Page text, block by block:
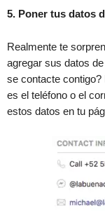
5. Poner tus datos
Realmente te
agregar sus datos
se contacte
es el teléfono o el
estos datos en tu